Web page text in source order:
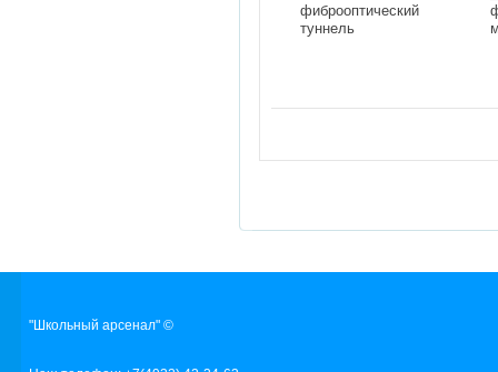
фиброоптический
туннель
"Школьный арсенал" ©